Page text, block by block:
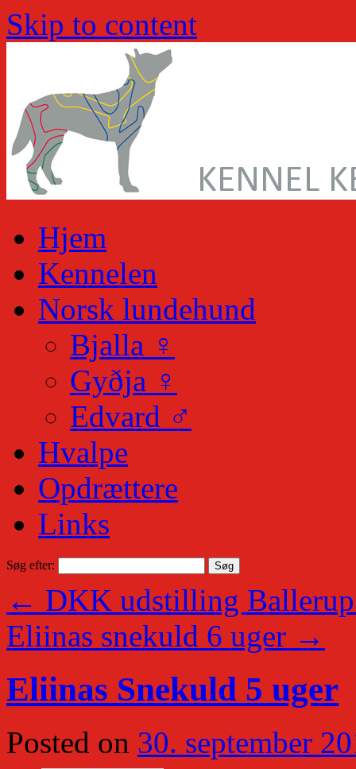
Skip to content
Hjem
Kennelen
Norsk lundehund
Bjalla ♀
Gyðja ♀
Edvard ♂
Hvalpe
Opdrættere
Links
Søg efter:
← DKK udstilling
Eliinas snekuld 6 uger →
Eliinas Snekuld 5 uger
Posted on 30. september